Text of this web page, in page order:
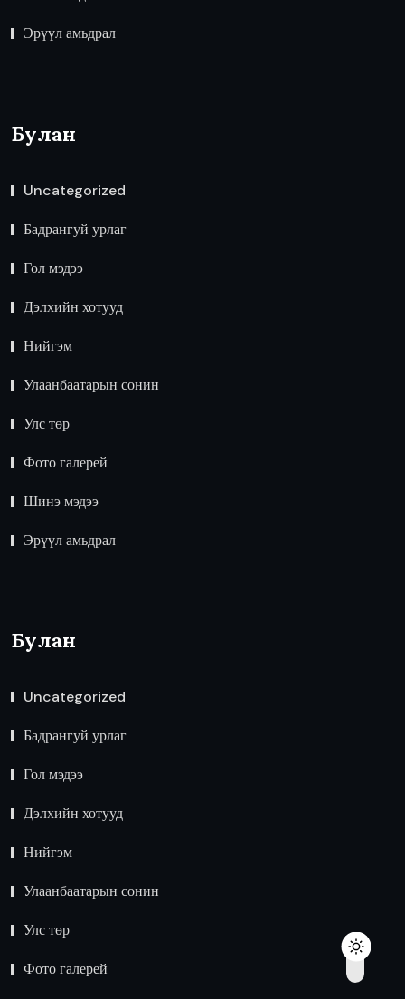
Эрүүл амьдрал
Булан
Uncategorized
Бадрангуй урлаг
Гол мэдээ
Дэлхийн хотууд
Нийгэм
Улаанбаатарын сонин
Улс төр
Фото галерей
Шинэ мэдээ
Эрүүл амьдрал
Булан
Uncategorized
Бадрангуй урлаг
Гол мэдээ
Дэлхийн хотууд
Нийгэм
Улаанбаатарын сонин
Улс төр
Фото галерей